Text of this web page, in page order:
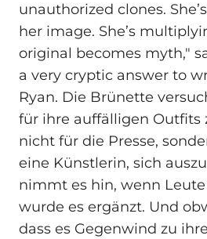
unauthorized clones.
her image. She’s
original becomes myth,"
a very cryptic answer to
Ryan. Die Brünette
für ihre auffälligen Outfits
nicht für die Presse,
eine Künstlerin, sich
nimmt es hin, wenn Leute
wurde es ergänzt. Und
dass es Gegenwind zu